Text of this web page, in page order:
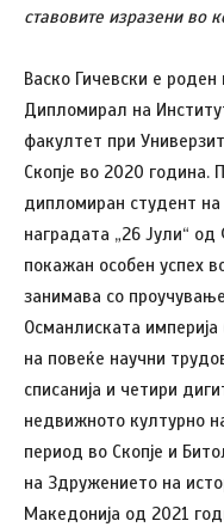
ставовите изразени во
Васко Гичевски е
Дипломирал на
факултет при
Скопје во 2020 година.
дипломиран студент на
наградата „26 Јули“
покажан особен успех
занимава со
Османлиската
на повеќе научни
списанија и четири
недвижното културно
период во Скопје и
на Здружението на
Македонија од 2021